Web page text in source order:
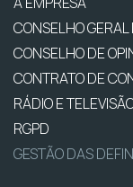
CONSELHO
CONSELHO DE
CONTRATO DE
RÁDIO E
RGPD
GESTÃO DAS